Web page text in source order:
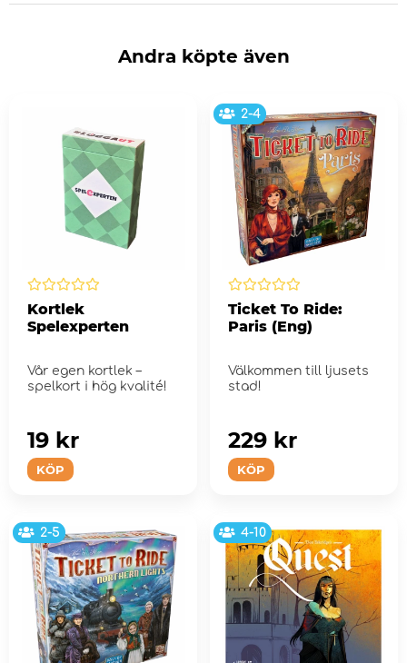
Andra köpte även
Kortlek
Spelexperten
Vår egen kortlek –
spelkort i hög kvalité!
KÖP
19 kr
2-4
Ticket To Ride:
Paris (Eng)
Välkommen till ljusets
stad!
KÖP
229 kr
2-5 4-10